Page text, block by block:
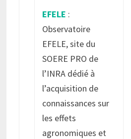
EFELE :
Observatoire
EFELE, site du
SOERE PRO de
l’INRA dédié à
l’acquisition de
connaissances sur
les effets
agronomiques et